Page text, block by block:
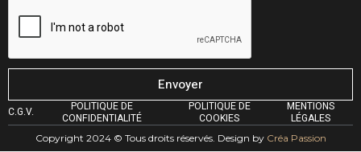
Envoyer
C.G.V.
POLITIQUE DE
CONFIDENTIALITÉ
POLITIQUE DE
COOKIES
MENTIONS
LÉGALES
Copyright 2024 © Tous droits réservés. Design by Créa Passion